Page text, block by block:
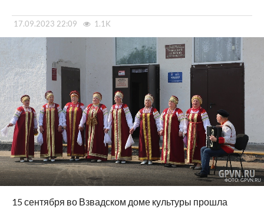
17.09.2023 22:09 1.1K
ФОТО: GPVN.RU
15 сентября во Взвадском доме культуры прошла